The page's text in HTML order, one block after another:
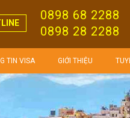
0898 68 2288
0898 28 2288
TIN VISA GIỚI THIỆU